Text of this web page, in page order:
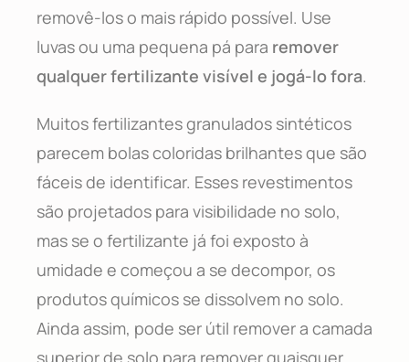
removê-los o mais rápido possível. Use
luvas ou uma pequena pá para remover
qualquer fertilizante visível e jogá-lo fora.
Muitos fertilizantes granulados sintéticos
parecem bolas coloridas brilhantes que são
fáceis de identificar. Esses revestimentos
são projetados para visibilidade no solo,
mas se o fertilizante já foi exposto à
umidade e começou a se decompor, os
produtos químicos se dissolvem no solo.
Ainda assim, pode ser útil remover a camada
superior de solo para remover quaisquer